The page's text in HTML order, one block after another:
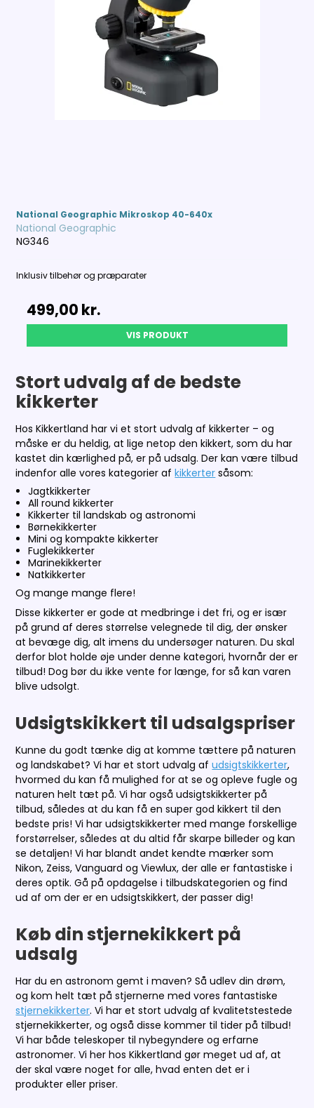
National Geographic Mikroskop 40-640x
National Geographic
NG346
Inklusiv tilbehør og præparater
499,00 kr.
VIS PRODUKT
Stort udvalg af de bedste
kikkerter
Hos Kikkertland har vi et stort udvalg af kikkerter – og
måske er du heldig, at lige netop den kikkert, som du har
kastet din kærlighed på, er på udsalg. Der kan være tilbud
indenfor alle vores kategorier afkikkerter såsom:
Jagtkikkerter
All round kikkerter
Kikkerter til landskab og astronomi
Børnekikkerter
Mini og kompakte kikkerter
Fuglekikkerter
Marinekikkerter
Natkikkerter
Og mange mange flere!
Disse kikkerter er gode at medbringe i det fri, og er især
på grund af deres størrelse velegnede til dig, der ønsker
at bevæge dig, alt imens du undersøger naturen. Du skal
derfor blot holde øje under denne kategori, hvornår der er
tilbud! Dog bør du ikke vente for længe, for så kan varen
blive udsolgt.
Udsigtskikkert til udsalgspriser
Kunne du godt tænke dig at komme tættere på naturen
og landskabet? Vi har et stort udvalg afudsigtskikkerter,
hvormed du kan få mulighed for at se og opleve fugle og
naturen helt tæt på. Vi har også udsigtskikkerter på
tilbud, således at du kan få en super god kikkert til den
bedste pris! Vi har udsigtskikkerter med mange forskellige
forstørrelser, således at du altid får skarpe billeder og kan
se detaljen! Vi har blandt andet kendte mærker som
Nikon, Zeiss, Vanguard og Viewlux, der alle er fantastiske i
deres optik. Gå på opdagelse i tilbudskategorien og find
ud af om der er en udsigtskikkert, der passer dig!
Køb din stjernekikkert på
udsalg
Har du en astronom gemt i maven? Så udlev din drøm,
og kom helt tæt på stjernerne med vores fantastiske
stjernekikkerter. Vi har et stort udvalg af kvalitetstestede
stjernekikkerter, og også disse kommer til tider på tilbud!
Vi har både teleskoper til nybegyndere og erfarne
astronomer. Vi her hos Kikkertland gør meget ud af, at
der skal være noget for alle, hvad enten det er i
produkter eller priser.